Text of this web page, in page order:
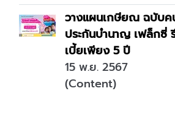
วางแผนเกษียณ ฉบับค
ประกันบำนาญ เฟล็กซี่
เบี้ยเพียง 5 ปี
15 พ.ย. 2567
(Content)